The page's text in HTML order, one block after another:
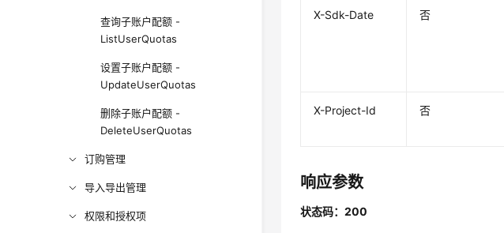
查询子账户配额 -
ListUserQuotas
设置子账户配额 -
UpdateUserQuotas
删除子账户配额 -
DeleteUserQuotas
订购管理
导入导出管理
权限和授权项
X-Sdk-Date 否
X-Project-Id 否
响应参数
状态码：200